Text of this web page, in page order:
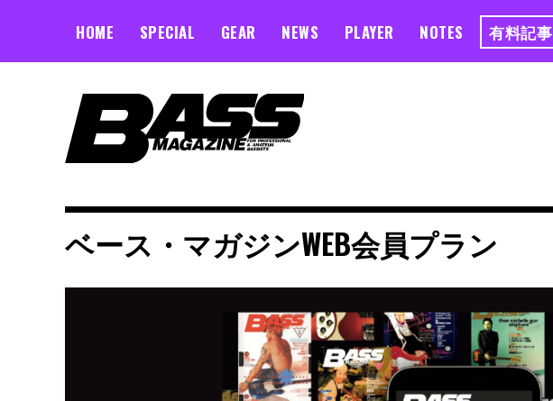
HOME SPECIAL GEAR NEWS PLAYER NOTES 有料記事
ベース・マガジンWEB会員プラン